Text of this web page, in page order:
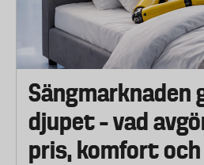
Sängmarknaden
djupet – vad
pris, komfort